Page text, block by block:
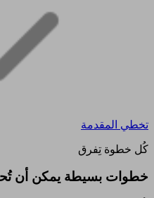
تخطي المقدمة
كُل خطوة تِفرق
خطوات بسيطة يمكن أن